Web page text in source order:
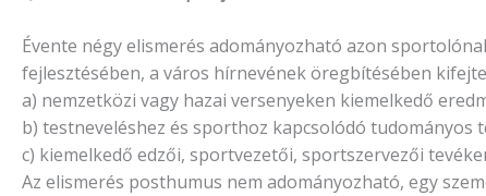
Évente négy elismerés adományozható azon
fejlesztésében, a város hírnevének öregbítésében
a) nemzetközi vagy hazai versenyeken kiemelkedő
b) testneveléshez és sporthoz kapcsolódó
c) kiemelkedő edzői, sportvezetői, sportszervezői
Az elismerés posthumus nem adományozható, egy